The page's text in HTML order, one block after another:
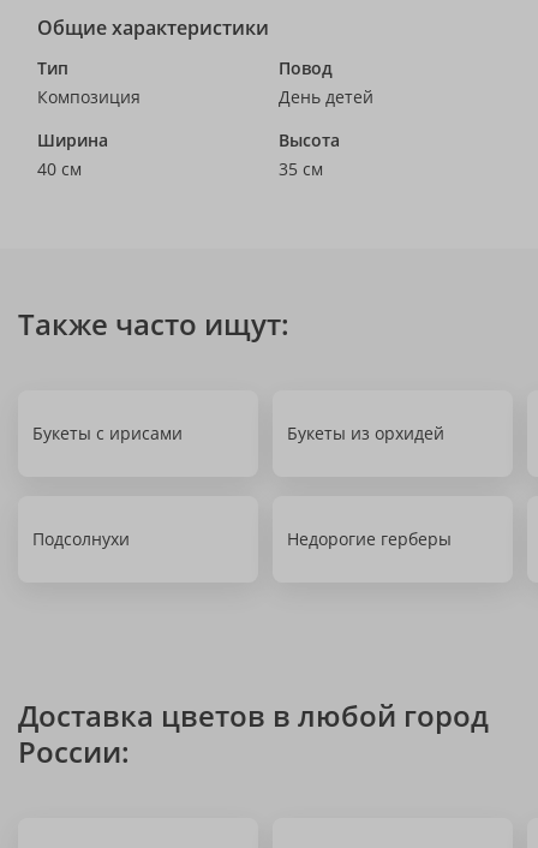
Общие характеристики
Тип
Композиция
Повод
День детей
Ширина
40 см
Высота
35 см
Также часто ищут:
Букеты с ирисами Букеты из орхидей
Подсолнухи Недорогие герберы
Доставка цветов в любой город
России: